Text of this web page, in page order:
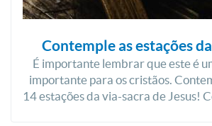
Contemple as estações
É importante lembrar que este é
importante para os cristãos.
14 estações da via-sacra de Jesus!